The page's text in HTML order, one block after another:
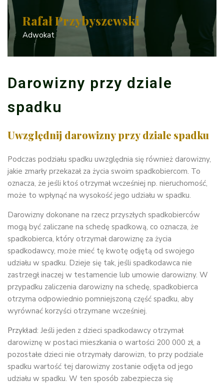
Rafał Przybyszewski
Adwokat
Darowizny przy dziale
spadku
Uwzględnij darowizny przy dziale spadku
Podczas podziału spadku uwzględnia się również darowizny,
jakie zmarły przekazał za życia swoim spadkobiercom. To
oznacza, że jeśli ktoś otrzymał wcześniej np. nieruchomość,
może to wpłynąć na wysokość jego udziału w spadku.
Darowizny dokonane na rzecz przyszłych spadkobierców
mogą być zaliczane na schedę spadkową, co oznacza, że
spadkobierca, który otrzymał darowiznę za życia
spadkodawcy, może mieć tę kwotę odjętą od swojego
udziału w spadku. Dzieje się tak, jeśli spadkodawca nie
zastrzegł inaczej w testamencie lub umowie darowizny. W
przypadku zaliczenia darowizny na schedę, spadkobierca
otrzyma odpowiednio pomniejszoną część spadku, aby
wyrównać korzyści otrzymane wcześniej.
Przykład: Jeśli jeden z dzieci spadkodawcy otrzymał
darowiznę w postaci mieszkania o wartości 200 000 zł, a
pozostałe dzieci nie otrzymały darowizn, to przy podziale
spadku wartość tej darowizny zostanie odjęta od jego
udziału w spadku. W ten sposób zabezpiecza się